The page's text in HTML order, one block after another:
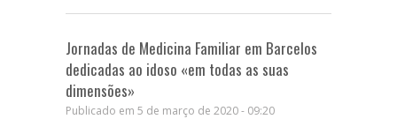
Jornadas de Medicina Familiar em Barcelos
dedicadas ao idoso «em todas as suas
dimensões»
Publicado em 5 de março de 2020 - 09:20